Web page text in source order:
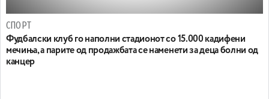
СПОРТ
Фудбалски клуб го наполни стадионот со 15.000 кадифени
мечиња, а парите од продажбата се наменети за деца болни од
канцер